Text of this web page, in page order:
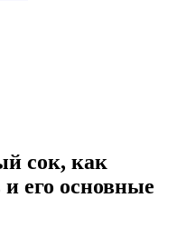
сок, как
его основные